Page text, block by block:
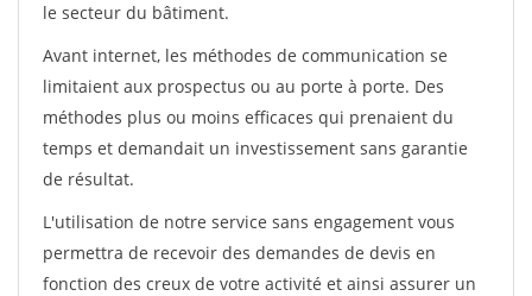
le secteur du bâtiment.
Avant internet, les méthodes de communication se
limitaient aux prospectus ou au porte à porte. Des
méthodes plus ou moins efficaces qui prenaient du
temps et demandait un investissement sans garantie
de résultat.
L'utilisation de notre service sans engagement vous
permettra de recevoir des demandes de devis en
fonction des creux de votre activité et ainsi assurer un